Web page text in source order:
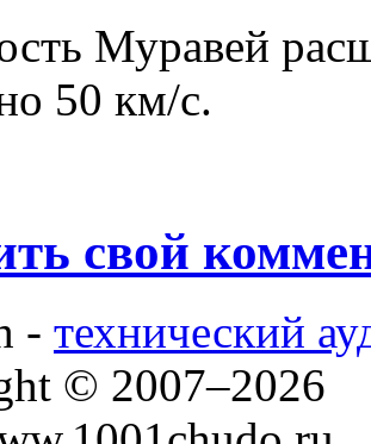
Муравей
50 км/с.
свой
- технический
© 2007–2026